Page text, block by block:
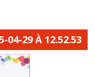
04-29 À 12.52.53